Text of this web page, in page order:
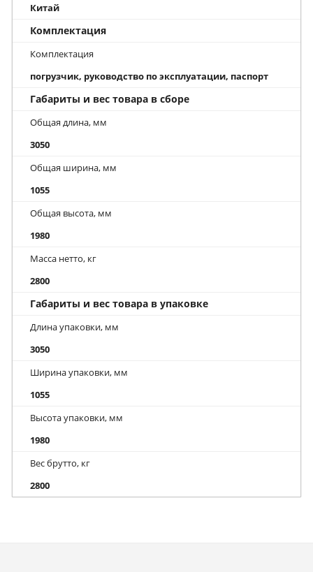
Китай
Комплектация
Комплектация
погрузчик, руководство по эксплуатации, паспорт
Габариты и вес товара в сборе
Общая длина, мм
3050
Общая ширина, мм
1055
Общая высота, мм
1980
Масса нетто, кг
2800
Габариты и вес товара в упаковке
Длина упаковки, мм
3050
Ширина упаковки, мм
1055
Высота упаковки, мм
1980
Вес брутто, кг
2800